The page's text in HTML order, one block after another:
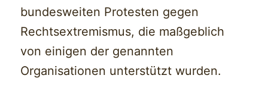
bundesweiten Protesten gegen
Rechtsextremismus, die maßgeblich
von einigen der genannten
Organisationen unterstützt wurden.